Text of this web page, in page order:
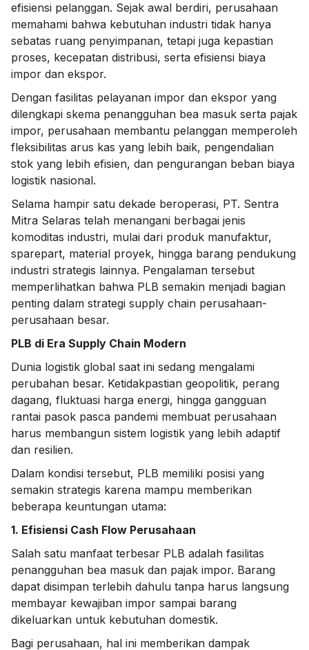
efisiensi pelanggan. Sejak awal berdiri, perusahaan
memahami bahwa kebutuhan industri tidak hanya
sebatas ruang penyimpanan, tetapi juga kepastian
proses, kecepatan distribusi, serta efisiensi biaya
impor dan ekspor.
Dengan fasilitas pelayanan impor dan ekspor yang
dilengkapi skema penangguhan bea masuk serta pajak
impor, perusahaan membantu pelanggan memperoleh
fleksibilitas arus kas yang lebih baik, pengendalian
stok yang lebih efisien, dan pengurangan beban biaya
logistik nasional.
Selama hampir satu dekade beroperasi, PT. Sentra
Mitra Selaras telah menangani berbagai jenis
komoditas industri, mulai dari produk manufaktur,
sparepart, material proyek, hingga barang pendukung
industri strategis lainnya. Pengalaman tersebut
memperlihatkan bahwa PLB semakin menjadi bagian
penting dalam strategi supply chain perusahaan-
perusahaan besar.
PLB di Era Supply Chain Modern
Dunia logistik global saat ini sedang mengalami
perubahan besar. Ketidakpastian geopolitik, perang
dagang, fluktuasi harga energi, hingga gangguan
rantai pasok pasca pandemi membuat perusahaan
harus membangun sistem logistik yang lebih adaptif
dan resilien.
Dalam kondisi tersebut, PLB memiliki posisi yang
semakin strategis karena mampu memberikan
beberapa keuntungan utama:
1. Efisiensi Cash Flow Perusahaan
Salah satu manfaat terbesar PLB adalah fasilitas
penangguhan bea masuk dan pajak impor. Barang
dapat disimpan terlebih dahulu tanpa harus langsung
membayar kewajiban impor sampai barang
dikeluarkan untuk kebutuhan domestik.
Bagi perusahaan, hal ini memberikan dampak